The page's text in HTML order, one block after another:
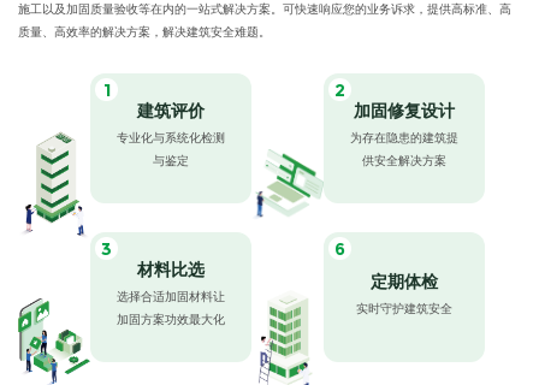
施工以及加固质量验收等在内的一站式解决方案。可快速响应您的业务诉求，提供高标准、高
质量、高效率的解决方案，解决建筑安全难题。
1
建筑评价
专业化与系统化检测
与鉴定
2
加固修复设计
为存在隐患的建筑提
供安全解决方案
3
材料比选
选择合适加固材料让
加固方案功效最大化
6
定期体检
实时守护建筑安全